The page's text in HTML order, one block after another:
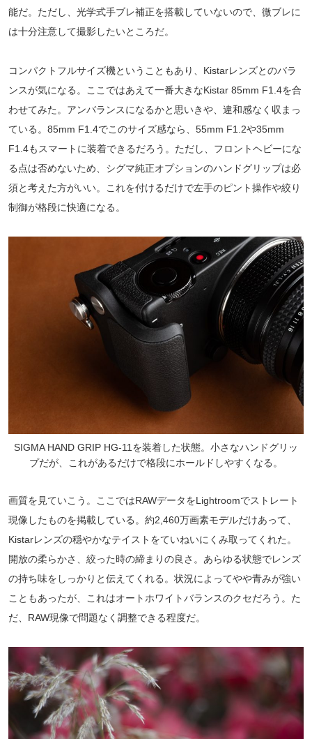
能だ。ただし、光学式手ブレ補正を搭載していないので、微ブレに
は十分注意して撮影したいところだ。
コンパクトフルサイズ機ということもあり、Kistarレンズとのバラ
ンスが気になる。ここではあえて一番大きなKistar 85mm F1.4を合
わせてみた。アンバランスになるかと思いきや、違和感なく収まっ
ている。85mm F1.4でこのサイズ感なら、55mm F1.2や35mm
F1.4もスマートに装着できるだろう。ただし、フロントヘビーにな
る点は否めないため、シグマ純正オプションのハンドグリップは必
須と考えた方がいい。これを付けるだけで左手のピント操作や絞り
制御が格段に快適になる。
SIGMA HAND GRIP HG-11を装着した状態。小さなハンドグリッ
プだが、これがあるだけで格段にホールドしやすくなる。
画質を見ていこう。ここではRAWデータをLightroomでストレート
現像したものを掲載している。約2,460万画素モデルだけあって、
Kistarレンズの穏やかなテイストをていねいにくみ取ってくれた。
開放の柔らかさ、絞った時の締まりの良さ。あらゆる状態でレンズ
の持ち味をしっかりと伝えてくれる。状況によってやや青みが強い
こともあったが、これはオートホワイトバランスのクセだろう。た
だ、RAW現像で問題なく調整できる程度だ。